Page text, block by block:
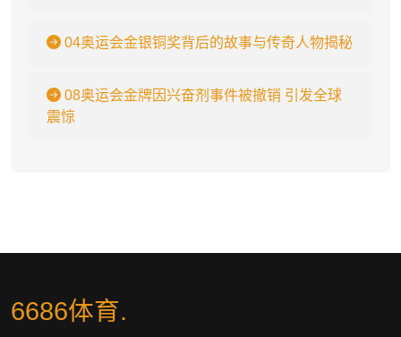
04奥运会金银铜奖背后的故事与传奇人物揭秘
08奥运会金牌因兴奋剂事件被撤销 引发全球
震惊
6686体育.